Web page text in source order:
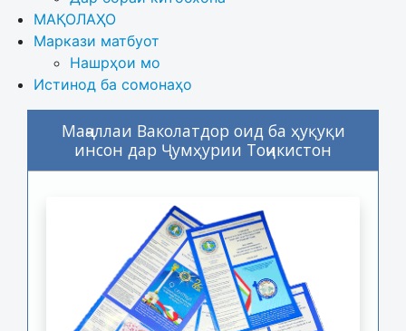
МАҚОЛАҲО
Маркази матбуот
Нашрҳои мо
Истинод ба сомонаҳо
Маҷаллаи Ваколатдор оид ба ҳуқуқи
инсон дар Ҷумҳурии Тоҷикистон